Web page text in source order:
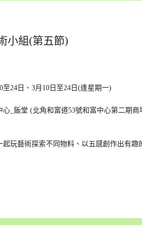
小組(第五節)
至24日、3月10日至24日(逢星期一)
_飯堂 (北角和富道53號和富中心第二期商
玩藝術探索不同物料、以五感創作出有